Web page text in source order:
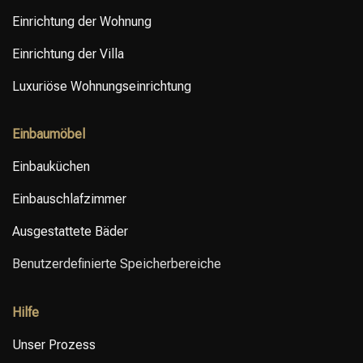
Einrichtung der Wohnung
Einrichtung der Villa
Luxuriöse Wohnungseinrichtung
Einbaumöbel
Einbauküchen
Einbauschlafzimmer
Ausgestattete Bäder
Benutzerdefinierte Speicherbereiche
Hilfe
Unser Prozess